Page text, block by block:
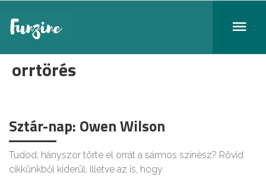
orrtörés
Sztár-nap: Owen Wilson
Tudod, hányszor törte el orrát a sármos színész? Rövid
cikkünkből kiderül, illetve az is, hogy